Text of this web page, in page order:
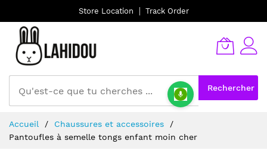
Store Location Track Order
Rechercher
au
contenu
Accueil
Chaussures et accessoires
Pantoufles à semelle tongs enfant moin cher